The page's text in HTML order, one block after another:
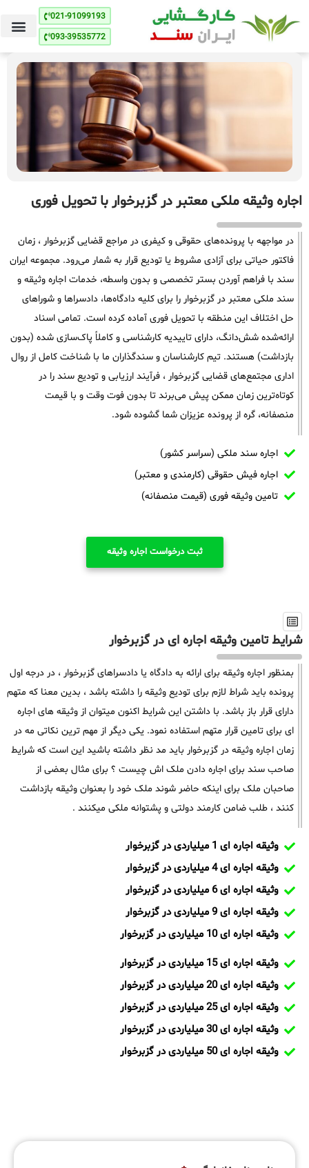
021-91099193
093-39535772
اجاره وثیقه ملکی معتبر در گزبرخوار با تحویل فوری
در مواجهه با پرونده‌های حقوقی و کیفری در مراجع قضایی گزبرخوار ، زمان
فاکتور حیاتی برای آزادی مشروط یا تودیع قرار به شمار می‌رود. مجموعه ایران
سند با فراهم آوردن بستر تخصصی و بدون واسطه، خدمات اجاره وثیقه و
سند ملکی معتبر در گزبرخوار را برای کلیه دادگاه‌ها، دادسراها و شوراهای
حل اختلاف این منطقه با تحویل فوری آماده کرده است. تمامی اسناد
ارائه‌شده شش‌دانگ، دارای تاییدیه کارشناسی و کاملاً پاک‌سازی شده (بدون
بازداشت) هستند. تیم کارشناسان و سندگذاران ما با شناخت کامل از روال
اداری مجتمع‌های قضایی گزبرخوار ، فرآیند ارزیابی و تودیع سند را در
کوتاه‌ترین زمان ممکن پیش می‌برند تا بدون فوت وقت و با قیمت
منصفانه، گره از پرونده عزیزان شما گشوده شود.
اجاره سند ملکی (سراسر کشور)
اجاره فیش حقوقی (کارمندی و معتبر)
تامین وثیقه فوری (قیمت منصفانه)
ثبت درخواست اجاره وثیقه
شرایط تامین وثیقه اجاره ای در گزبرخوار
بمنظور اجاره وثیقه برای ارائه به دادگاه یا دادسراهای گزبرخوار ، در درجه اول
پرونده باید شراط لازم برای تودیع وثیقه را داشته باشد ، بدین معنا که متهم
دارای قرار باز باشد. با داشتن این شرایط اکنون میتوان از وثیقه های اجاره
ای برای تامین قرار متهم استفاده نمود. یکی دیگر از مهم ترین نکاتی مه در
زمان اجاره وثیقه در گزبرخوار باید مد نظر داشته باشید این است که شرایط
صاحب سند برای اجاره دادن ملک اش چیست ؟ برای مثال بعضی از
صاحبان ملک برای اینکه حاضر شوند ملک خود را بعنوان وثیقه بازداشت
کنند ، طلب ضامن کارمند دولتی و پشتوانه ملکی میکنند .
وثیقه اجاره ای 1 میلیاردی در گزبرخوار
وثیقه اجاره ای 4 میلیاردی در گزبرخوار
وثیقه اجاره ای 6 میلیاردی در گزبرخوار
وثیقه اجاره ای 9 میلیاردی در گزبرخوار
وثیقه اجاره ای 10 میلیاردی در گزبرخوار
وثیقه اجاره ای 15 میلیاردی در گزبرخوار
وثیقه اجاره ای 20 میلیاردی در گزبرخوار
وثیقه اجاره ای 25 میلیاردی در گزبرخوار
وثیقه اجاره ای 30 میلیاردی در گزبرخوار
وثیقه اجاره ای 50 میلیاردی در گزبرخوار